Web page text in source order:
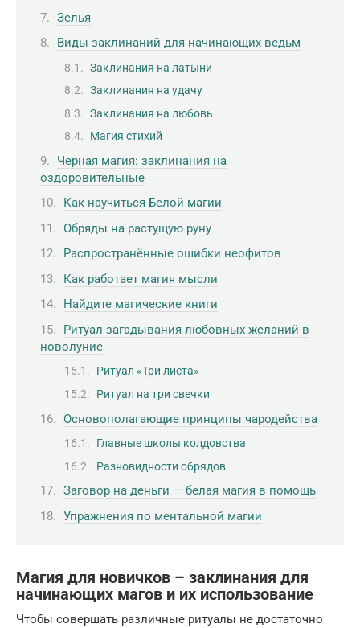
Зелья
Виды заклинаний для начинающих ведьм
Заклинания на латыни
Заклинания на удачу
Заклинания на любовь
Магия стихий
Черная магия: заклинания на
оздоровительные
Как научиться Белой магии
Обряды на растущую руну
Распространённые ошибки неофитов
Как работает магия мысли
Найдите магические книги
Ритуал загадывания любовных желаний в
новолуние
Ритуал «Три листа»
Ритуал на три свечки
Основополагающие принципы чародейства
Главные школы колдовства
Разновидности обрядов
Заговор на деньги — белая магия в помощь
Упражнения по ментальной магии
Магия для новичков – заклинания для
начинающих магов и их использование
Чтобы совершать различные ритуалы не достаточно